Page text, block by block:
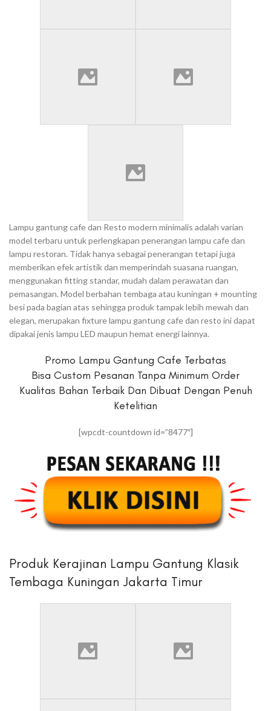
Lampu gantung cafe dan Resto modern minimalis adalah varian
model terbaru untuk perlengkapan penerangan lampu cafe dan
lampu restoran. Tidak hanya sebagai penerangan tetapi juga
memberikan efek artistik dan memperindah suasana ruangan,
menggunakan fitting standar, mudah dalam perawatan dan
pemasangan. Model berbahan tembaga atau kuningan + mounting
besi pada bagian atas sehingga produk tampak lebih mewah dan
elegan, merupakan fixture lampu gantung cafe dan resto ini dapat
dipakai jenis lampu LED maupun hemat energi lainnya.
Promo Lampu Gantung Cafe Terbatas
Bisa Custom Pesanan Tanpa Minimum Order
Kualitas Bahan Terbaik Dan Dibuat Dengan Penuh
Ketelitian
[wpcdt-countdown id=”8477″]
Produk Kerajinan Lampu Gantung Klasik
Tembaga Kuningan Jakarta Timur